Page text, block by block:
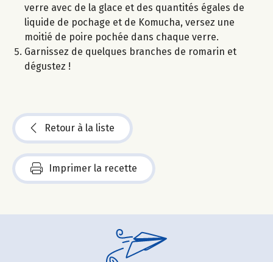
verre avec de la glace et des quantités égales de
liquide de pochage et de Komucha, versez une
moitié de poire pochée dans chaque verre.
Garnissez de quelques branches de romarin et
dégustez !​
Retour à la liste
Imprimer la recette